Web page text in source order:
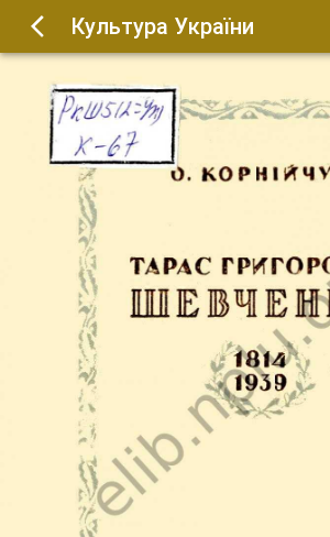
Культура України